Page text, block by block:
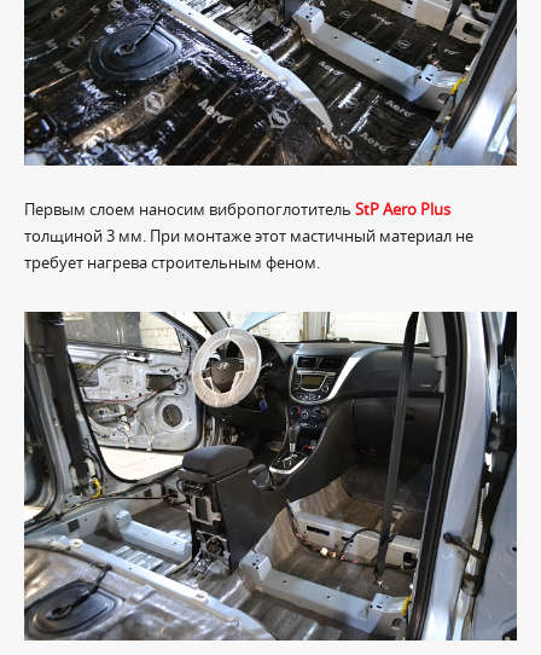
Первым слоем наносим вибропоглотитель StP Aero Plus
толщиной 3 мм. При монтаже этот мастичный материал не
требует нагрева строительным феном.